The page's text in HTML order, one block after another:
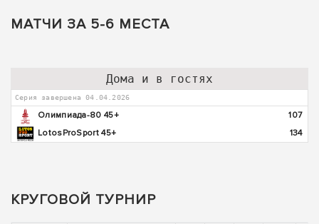
МАТЧИ ЗА 5-6 МЕСТА
Дома и в гостях
Серия завершена 04.04.2026
Олимпиада-80 45+
107
LotosProSport 45+
134
КРУГОВОЙ ТУРНИР